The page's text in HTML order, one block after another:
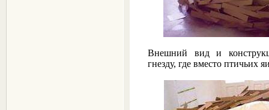
Внешний вид и
гнезду, где вместо птичьих